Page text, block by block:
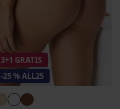
3+1 GRATIS
-25 % ALL25